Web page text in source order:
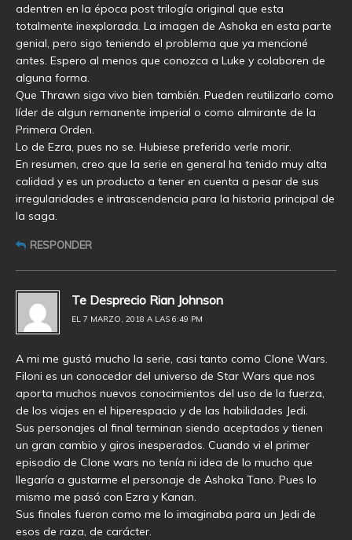
adentren en la época post trilogía original que esta
totalmente inexplorada. La imagen de Ashoka en esta parte
genial, pero sigo teniendo el problema que ya mencioné
antes. Espero al menos que conozca a Luke y colaboren de
alguna forma.
Que Thrawn siga vivo bien también. Pueden reutilizarlo como
líder de algun remanente imperial o como almirante de la
Primera Orden.
Lo de Ezra, pues no se. Hubiese preferido verle morir.
En resumen, creo que la serie en general ha tenido muy alta
calidad y es un producto a tener en cuenta a pesar de sus
irregularidades e intrascendencia para la historia principal de
la saga.
RESPONDER
Te Desprecio Rian Johnson
EL 7 MARZO, 2018 A LAS 6:49 PM
A mi me gustó mucho la serie, casi tanto como Clone Wars.
Filoni es un conocedor del universo de Star Wars que nos
aporta muchos nuevos conocimientos del uso de la fuerza,
de los viajes en el hiperespacio y de las habilidades Jedi.
Sus personajes al final terminan siendo aceptados y tienen
un gran cambio y giros inesperados. Cuando vi el primer
episodio de Clone wars no tenía ni idea de lo mucho que
llegaría a gustarme el personaje de Ashoka Tano. Pues lo
mismo me pasó con Ezra y Kanan.
Sus finales fueron como me lo imaginaba para un Jedi de
esos de raza, de carácter.